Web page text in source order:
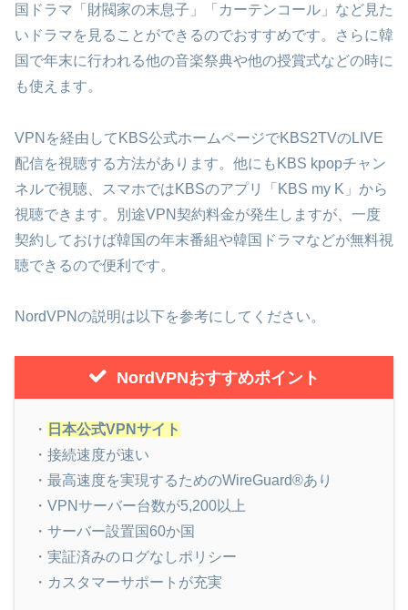
国ドラマ「財閥家の末息子」「カーテンコール」など見た
いドラマを見ることができるのでおすすめです。さらに韓
国で年末に行われる他の音楽祭典や他の授賞式などの時に
も使えます。
VPNを経由してKBS公式ホームページでKBS2TVのLIVE
配信を視聴する方法があります。他にもKBS kpopチャン
ネルで視聴、スマホではKBSのアプリ「KBS my K」から
視聴できます。別途VPN契約料金が発生しますが、一度
契約しておけば韓国の年末番組や韓国ドラマなどが無料視
聴できるので便利です。
NordVPNの説明は以下を参考にしてください。
NordVPNおすすめポイント
・ 日本公式VPNサイト
・接続速度が速い
・最高速度を実現するためのWireGuard®あり
・VPNサーバー台数が5,200以上
・サーバー設置国60か国
・実証済みのログなしポリシー
・カスタマーサポートが充実